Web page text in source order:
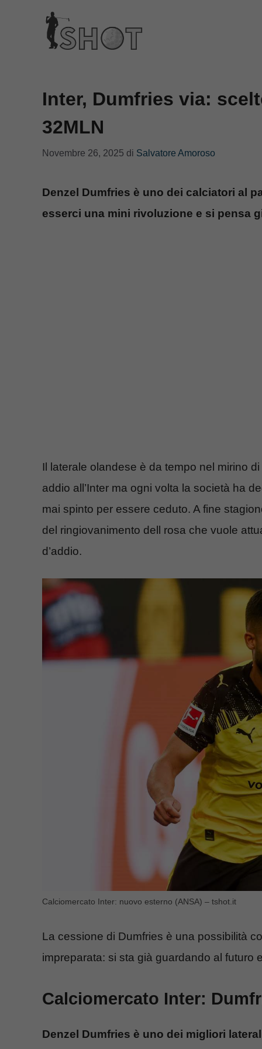
contenuto
Inter, Dumfries via:
32MLN
Novembre 26, 2025 di Salvatore Amoroso
Denzel Dumfries è uno dei calciatori al
esserci una mini rivoluzione e si pensa
Il laterale olandese è da tempo nel mirino
addio all’Inter ma ogni volta la società ha
mai spinto per essere ceduto. A fine
del ringiovanimento dell rosa che vuole
d’addio.
Calciomercato Inter: nuovo esterno (ANSA) – tshot.it
La cessione di Dumfries è una possibilità
impreparata: si sta già guardando al futuro
Calciomercato Inter:
Denzel Dumfries è uno dei migliori